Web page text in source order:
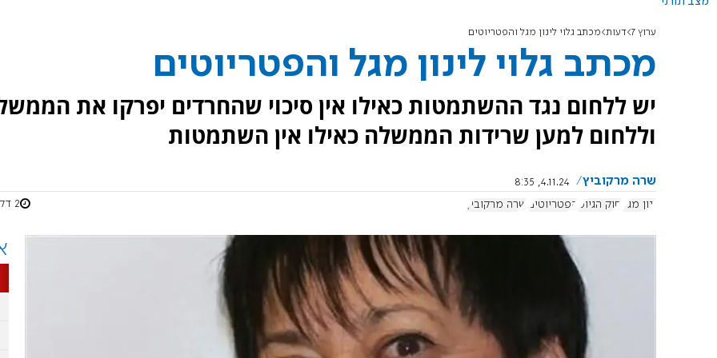
ערוץ 7 דעות מכתב גלוי לינון מגל והפטריוטים
מכתב גלוי לינון מגל והפטריוטים
יש ללחום נגד ההשתמטות כאילו אין סיכוי שהחרדים יפרקו את
וללחום למען שרידות הממשלה כאילו אין השתמטות
שרה מרקוביץ
4.11.24, 8:35
ינון מגל
חוק הגיוס הפטריוטים שרה מרקוביץ 2 דקות